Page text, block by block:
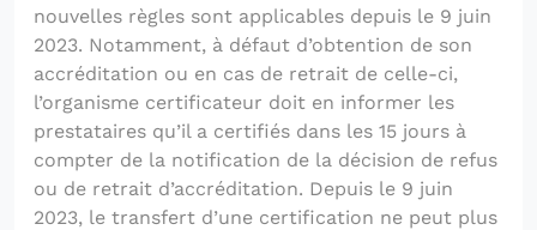
nouvelles règles sont applicables depuis le 9 juin
2023. Notamment, à défaut d’obtention de son
accréditation ou en cas de retrait de celle-ci,
l’organisme certificateur doit en informer les
prestataires qu’il a certifiés dans les 15 jours à
compter de la notification de la décision de refus
ou de retrait d’accréditation. Depuis le 9 juin
2023, le transfert d’une certification ne peut plus